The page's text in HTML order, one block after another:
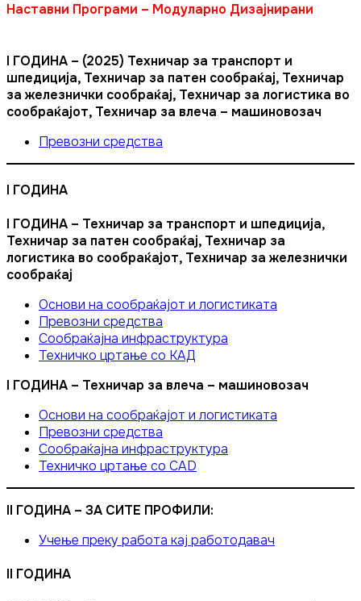
Наставни Програми – Модуларно Дизајнирани
I ГОДИНА – (2025) Техничар за транспорт и
шпедиција, Техничар за патен сообраќај, Техничар
за железнички сообраќај, Техничар за логистика во
сообраќајот, Техничар за влеча – машиновозач
Превозни средства
I ГОДИНА
I ГОДИНА – Техничар за транспорт и шпедиција,
Техничар за патен сообраќај, Техничар за
логистика во сообраќајот, Техничар за железнички
сообраќај
Основи на сообраќајот и логистиката
Превозни средства
Сообраќајна инфраструктура
Техничко цртање со КАД
I ГОДИНА – Техничар за влеча – машиновозач
Основи на сообраќајот и логистиката
Превозни средства
Сообраќајна инфраструктура
Техничко цртање со CAD
II ГОДИНА – ЗА СИТЕ ПРОФИЛИ:
Учење преку работа кај работодавач
II ГОДИНА